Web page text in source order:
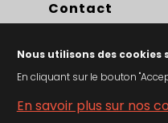
Contact
Privacy policy en
Conditions
Nous utilisons des cookies
En cliquant sur le bouton
En savoir plus sur nos